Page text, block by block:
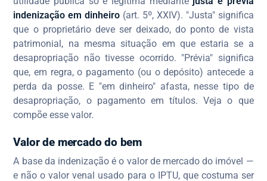
indenização em dinheiro (art. 5º, XXIV). "Justa" significa
que o proprietário deve ser deixado, do ponto de vista
patrimonial, na mesma situação em que estaria se a
desapropriação não tivesse ocorrido. "Prévia" significa
que, em regra, o pagamento (ou o depósito) antecede a
perda da posse. E "em dinheiro" afasta, nesse tipo de
desapropriação, o pagamento em títulos. Veja o que
compõe esse valor.
Valor de mercado do bem
A base da indenização é o valor de mercado do imóvel —
e não o valor venal usado para o IPTU, que costuma ser